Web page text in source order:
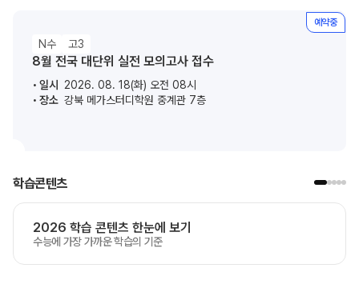
N수 고3
8월 전국 대단위 실전 모의고사 접수
일시 2026. 08. 18(화) 오전 08시
장소 강북 메가스터디학원 중계관 7층
예약중
학습콘텐츠
2026 학습 콘텐츠 한눈에 보기
수능에 가장 가까운 학습의 기준